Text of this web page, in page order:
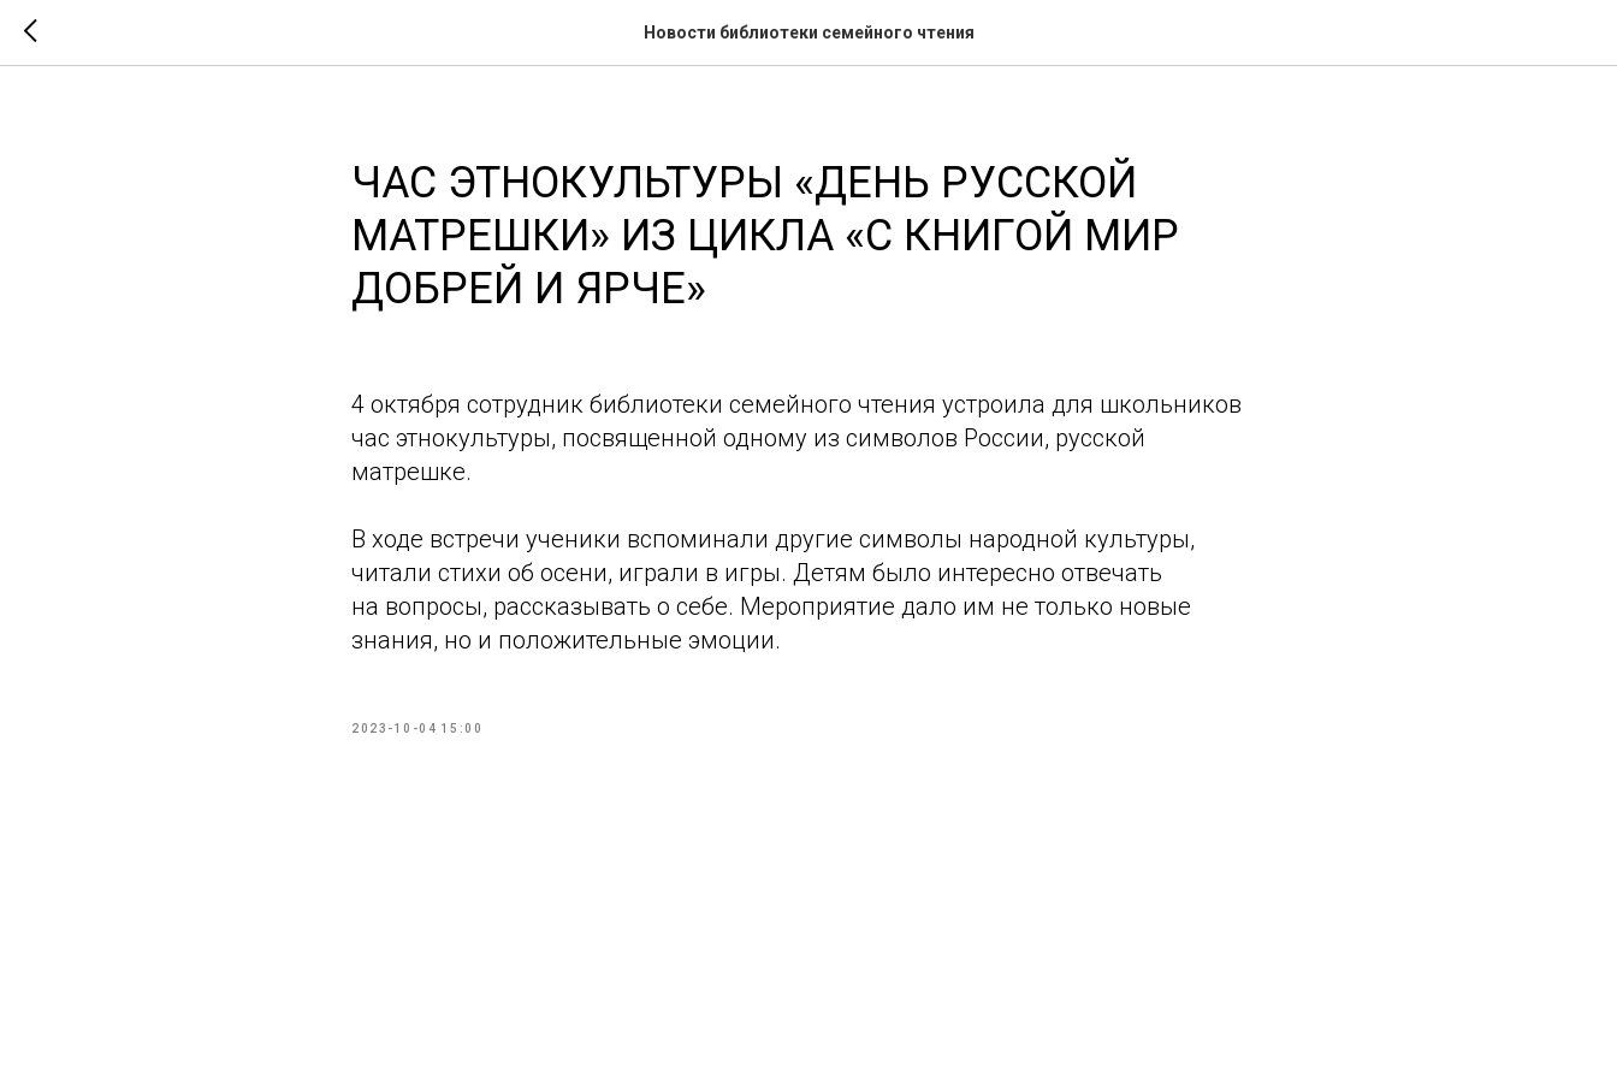
Новости библиотеки семейного чтения
ЧАС ЭТНОКУЛЬТУРЫ «ДЕНЬ РУССКОЙ
МАТРЕШКИ» ИЗ ЦИКЛА «С КНИГОЙ МИР
ДОБРЕЙ И ЯРЧЕ»
4 октября сотрудник библиотеки семейного чтения устроила для школьников
час этнокультуры, посвященной одному из символов России, русской
матрешке.
В ходе встречи ученики вспоминали другие символы народной культуры,
читали стихи об осени, играли в игры. Детям было интересно отвечать
на вопросы, рассказывать о себе. Мероприятие дало им не только новые
знания, но и положительные эмоции.
2023-10-04 15:00